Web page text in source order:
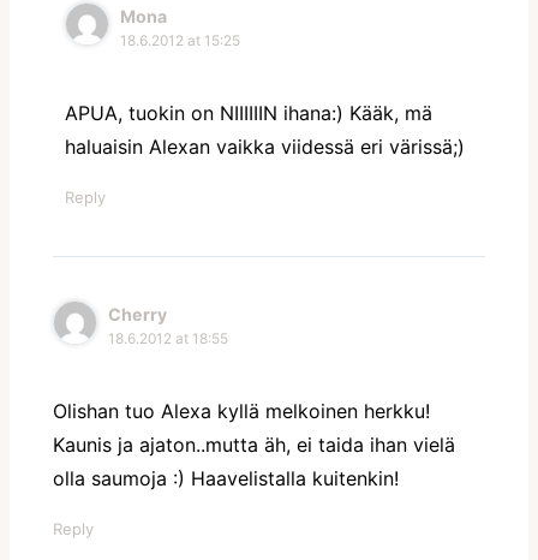
Mona
18.6.2012 at 15:25
APUA, tuokin on NIIIIIIN ihana:) Kääk, mä
haluaisin Alexan vaikka viidessä eri värissä;)
Reply
Cherry
18.6.2012 at 18:55
Olishan tuo Alexa kyllä melkoinen herkku!
Kaunis ja ajaton..mutta äh, ei taida ihan vielä
olla saumoja :) Haavelistalla kuitenkin!
Reply